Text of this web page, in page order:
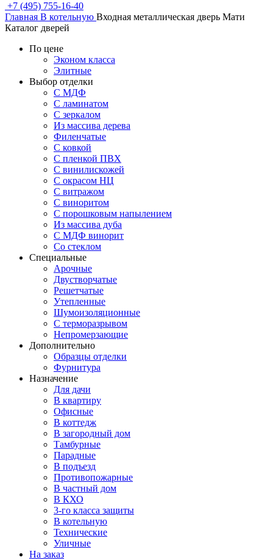
+7 (495) 755-16-40
Главная В котельную Входная металлическая дверь Мати
Каталог дверей
По цене
Эконом класса
Элитные
Выбор отделки
С МДФ
С ламинатом
С зеркалом
Из массива дерева
Филенчатые
С ковкой
С пленкой ПВХ
С винилискожей
С окрасом НЦ
С витражом
С виноритом
С порошковым напылением
Из массива дуба
С МДФ винорит
Со стеклом
Специальные
Арочные
Двустворчатые
Решетчатые
Утепленные
Шумоизоляционные
С терморазрывом
Непромерзающие
Дополнительно
Образцы отделки
Фурнитура
Назначение
Для дачи
В квартиру
Офисные
В коттедж
В загородный дом
Тамбурные
Парадные
В подъезд
Противопожарные
В частный дом
В КХО
3-го класса защиты
В котельную
Технические
Уличные
На заказ